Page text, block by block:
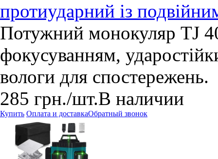
протиударний із
Потужний монокуляр TJ
фокусуванням,
вологи для спостережень.
285 грн./шт.В наличии
Купить Оплата и доставкаОбратный звонок